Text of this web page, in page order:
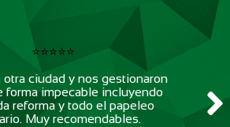
⭐⭐⭐⭐⭐
ciudad y nos gestionaron
forma impecable incluyendo
reforma y todo el papeleo
Muy recomendables.